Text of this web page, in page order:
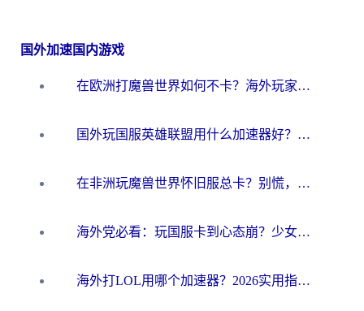
国外加速国内游戏
在欧洲打魔兽世界如何不卡？海外玩家的国服游戏加速终极攻略
国外玩国服英雄联盟用什么加速器好？海外党亲测有效的国服游戏加速指南
在非洲玩魔兽世界怀旧服总卡？别慌，这份指南帮你丝滑开荒
海外党必看：玩国服卡到心态崩？少女前线云图计划加速器免费推荐+碧蓝航线足球世界流畅攻略
海外打LOL用哪个加速器？2026实用指南：从延迟到设备适配，一篇解决你的国服游戏痛点